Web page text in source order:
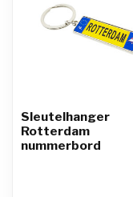
Sleutelhanger
Rotterdam
nummerbord